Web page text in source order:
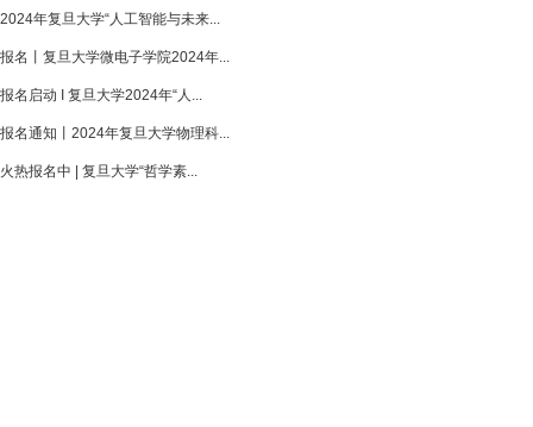
2024年复旦大学“人工智能与未来...
报名丨复旦大学微电子学院2024年...
报名启动 I 复旦大学2024年“人...
报名通知丨2024年复旦大学物理科...
火热报名中 | 复旦大学“哲学素...